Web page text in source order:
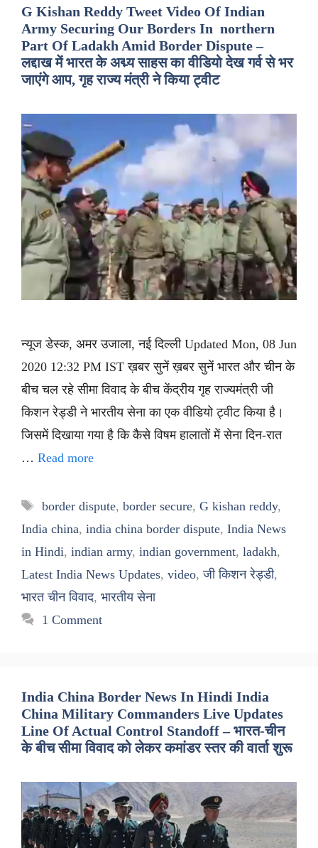
G Kishan Reddy Tweet Video Of Indian
Army Securing Our Borders In northern
Part Of Ladakh Amid Border Dispute –
लद्दाख में भारत के अद्म्य साहस का वीडियो देख गर्व से भर
जाएंगे आप, गृह राज्य मंत्री ने किया ट्वीट
न्यूज डेस्क, अमर उजाला, नई दिल्ली Updated Mon, 08 Jun
2020 12:32 PM IST ख़बर सुनें ख़बर सुनें भारत और चीन के
बीच चल रहे सीमा विवाद के बीच केंद्रीय गृह राज्यमंत्री जी
किशन रेड्डी ने भारतीय सेना का एक वीडियो ट्वीट किया है।
जिसमें दिखाया गया है कि कैसे विषम हालातों में सेना दिन-रात
… Read more
Tags
border dispute, border secure, G kishan reddy,
India china, india china border dispute, India News
in Hindi, indian army, indian government, ladakh,
Latest India News Updates, video,जी किशन रेड्डी,
भारत चीन विवाद, भारतीय सेना
1 Comment
India China Border News In Hindi India
China Military Commanders Live Updates
Line Of Actual Control Standoff – भारत-चीन
के बीच सीमा विवाद को लेकर कमांडर स्तर की वार्ता शुरू